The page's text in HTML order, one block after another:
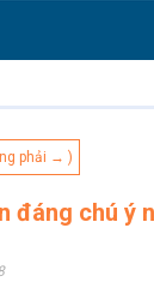
phải → )
đáng chú ý